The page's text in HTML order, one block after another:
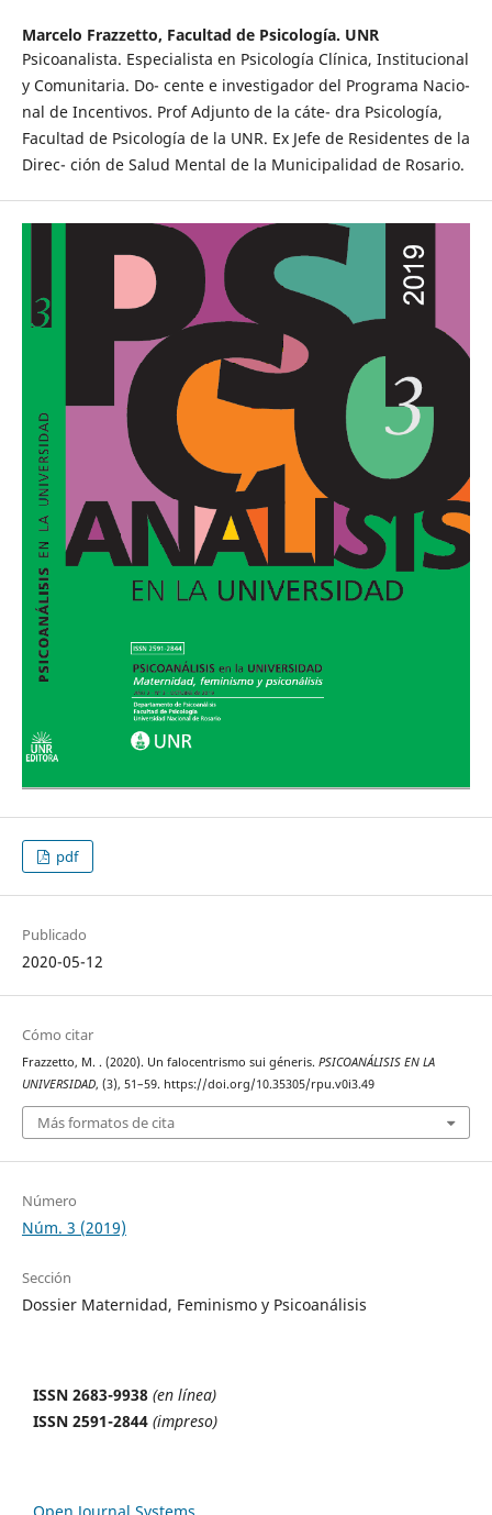
Marcelo Frazzetto, Facultad de Psicología. UNR
Psicoanalista. Especialista en Psicología Clínica, Institucional
y Comunitaria. Do- cente e investigador del Programa Nacio-
nal de Incentivos. Prof Adjunto de la cáte- dra Psicología,
Facultad de Psicología de la UNR. Ex Jefe de Residentes de la
Direc- ción de Salud Mental de la Municipalidad de Rosario.
pdf
Publicado
2020-05-12
Cómo citar
Frazzetto, M. . (2020). Un falocentrismo sui géneris. PSICOANÁLISIS EN LA
UNIVERSIDAD, (3), 51–59. https://doi.org/10.35305/rpu.v0i3.49
Más formatos de cita
Número
Núm. 3 (2019)
Sección
Dossier Maternidad, Feminismo y Psicoanálisis
ISSN 2683-9938 (en línea)
ISSN 2591-2844 (impreso)